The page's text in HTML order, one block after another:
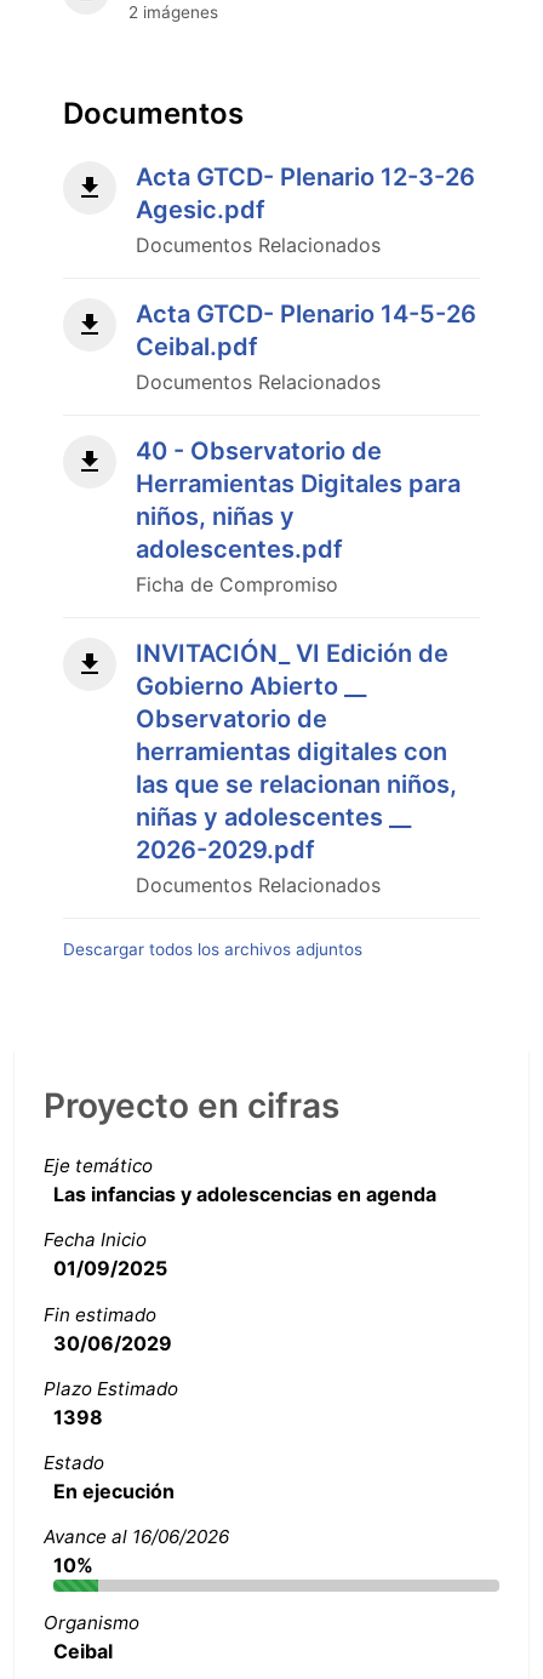
2 imágenes
Documentos
Acta GTCD- Plenario 12-3-26
Agesic.pdf
Documentos Relacionados
Acta GTCD- Plenario 14-5-26
Ceibal.pdf
Documentos Relacionados
40 - Observatorio de
Herramientas Digitales para
niños, niñas y
adolescentes.pdf
Ficha de Compromiso
INVITACIÓN_ VI Edición de
Gobierno Abierto __
Observatorio de
herramientas digitales con
las que se relacionan niños,
niñas y adolescentes __
2026-2029.pdf
Documentos Relacionados
Descargar todos los archivos adjuntos
Proyecto en cifras
Eje temático
Las infancias y adolescencias en agenda
Fecha Inicio
01/09/2025
Fin estimado
30/06/2029
Plazo Estimado
1398
Estado
En ejecución
Avance al 16/06/2026
10%
Organismo
Ceibal